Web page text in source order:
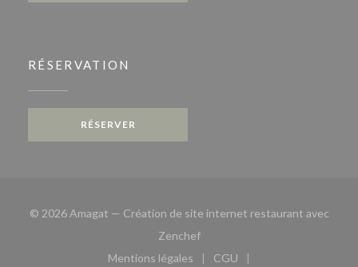
RÉSERVATION
RÉSERVER
© 2026 Amagat — Création de site internet restaurant avec
Zenchef((ouvre une nouvelle fenêtre))
Mentions légales
CGU